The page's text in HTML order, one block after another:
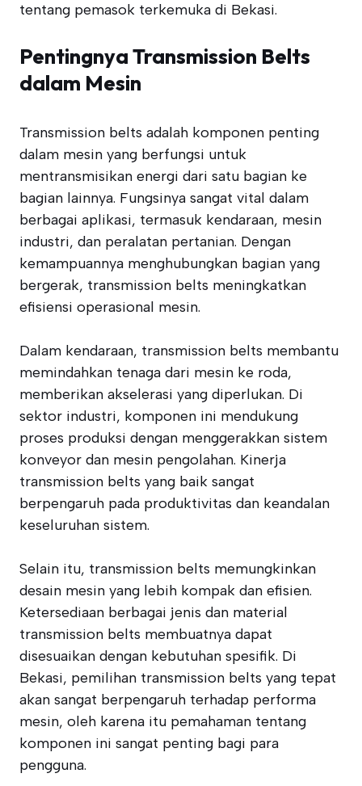
tentang pemasok terkemuka di Bekasi.
Pentingnya Transmission Belts
dalam Mesin
Transmission belts adalah komponen penting
dalam mesin yang berfungsi untuk
mentransmisikan energi dari satu bagian ke
bagian lainnya. Fungsinya sangat vital dalam
berbagai aplikasi, termasuk kendaraan, mesin
industri, dan peralatan pertanian. Dengan
kemampuannya menghubungkan bagian yang
bergerak, transmission belts meningkatkan
efisiensi operasional mesin.
Dalam kendaraan, transmission belts membantu
memindahkan tenaga dari mesin ke roda,
memberikan akselerasi yang diperlukan. Di
sektor industri, komponen ini mendukung
proses produksi dengan menggerakkan sistem
konveyor dan mesin pengolahan. Kinerja
transmission belts yang baik sangat
berpengaruh pada produktivitas dan keandalan
keseluruhan sistem.
Selain itu, transmission belts memungkinkan
desain mesin yang lebih kompak dan efisien.
Ketersediaan berbagai jenis dan material
transmission belts membuatnya dapat
disesuaikan dengan kebutuhan spesifik. Di
Bekasi, pemilihan transmission belts yang tepat
akan sangat berpengaruh terhadap performa
mesin, oleh karena itu pemahaman tentang
komponen ini sangat penting bagi para
pengguna.